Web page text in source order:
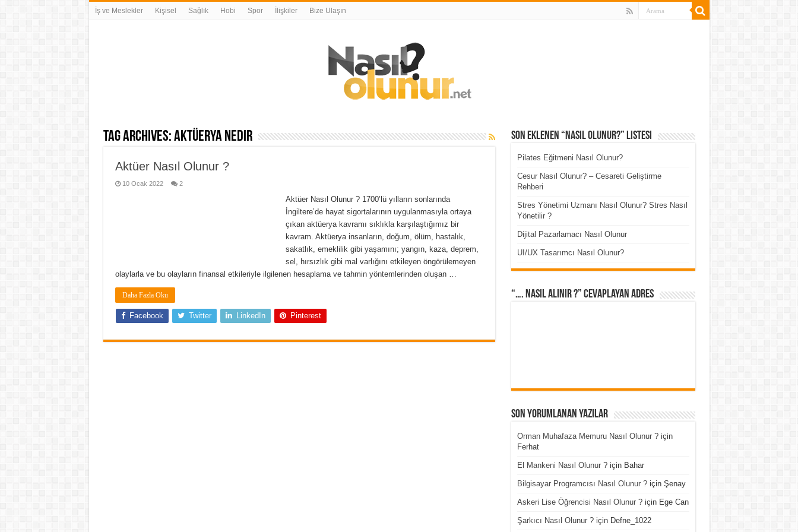
İş ve Meslekler Kişisel Sağlık Hobi Spor İlişkiler Bize Ulaşın
Tag Archives:aktüerya nedir
Aktüer Nasıl Olunur ?
10 Ocak 2022 2
Aktüer Nasıl Olunur ? 1700’lü yılların sonlarında
İngiltere’de hayat sigortalarının uygulanmasıyla ortaya
çıkan aktüerya kavramı sıklıkla karşılaştığımız bir
kavram. Aktüerya insanların, doğum, ölüm, hastalık,
sakatlık, emeklilik gibi yaşamını; yangın, kaza, deprem,
sel, hırsızlık gibi mal varlığını etkileyen öngörülemeyen
olaylarla ve bu olayların finansal etkileriyle ilgilenen hesaplama ve tahmin yöntemlerinden oluşan …
Daha Fazla Oku
Facebook Twitter LinkedIn Pinterest
Son Eklenen “Nasıl Olunur?” Listesi
Pilates Eğitmeni Nasıl Olunur?
Cesur Nasıl Olunur? – Cesareti Geliştirme
Rehberi
Stres Yönetimi Uzmanı Nasıl Olunur? Stres Nasıl
Yönetilir ?
Dijital Pazarlamacı Nasıl Olunur
UI/UX Tasarımcı Nasıl Olunur?
“…. Nasıl Alınır ?” cevaplayan adres
Son Yorumlanan Yazılar
Orman Muhafaza Memuru Nasıl Olunur ?için
Ferhat
El Mankeni Nasıl Olunur ?için Bahar
Bilgisayar Programcısı Nasıl Olunur ?için Şenay
Askeri Lise Öğrencisi Nasıl Olunur ?için Ege Can
Şarkıcı Nasıl Olunur ?için Defne_1022